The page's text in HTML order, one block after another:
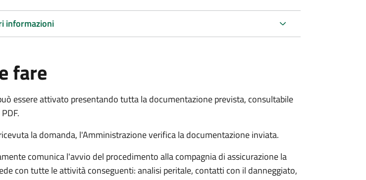
informazioni
fare
essere attivato presentando tutta la documentazione prevista, consultabile
la domanda, l'Amministrazione verifica la documentazione inviata.
comunica l'avvio del procedimento alla compagnia di assicurazione la
con tutte le attività conseguenti: analisi peritale, contatti con il danneggiato,